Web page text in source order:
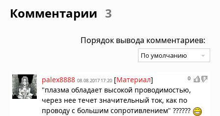
Комментарии 3
Порядок вывода комментариев:
0
palex8888 08.08.2017 17:20 [Материал]
"плазма обладает высокой проводимостью,
через нее течет значительный ток, как по
проводу с большим сопротивлением" ??????